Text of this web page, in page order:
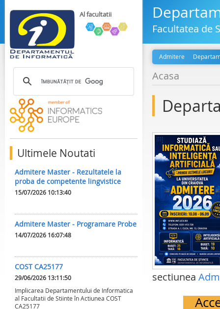
Al facultatii
Ultimele Noutati
Admitere Master - Rezultatele la
proba de competente lingvistice
15/07/2026 10:13:40
Admitere Master - Programare Probe
14/07/2026 16:07:48
COST CA25177
29/06/2026 13:11:50
Implicarea Departamentului de Informatica
al Facultatii de Stiinte în Actiunea COST
CA25177
Facultatea de
Admitere
Acasa
sectiunea